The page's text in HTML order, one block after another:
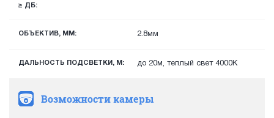
≥ ДБ:
ОБЪЕКТИВ, ММ: 2.8мм
ДАЛЬНОСТЬ ПОДСВЕТКИ, М: до 20м, теплый свет 4000К
Возможности камеры